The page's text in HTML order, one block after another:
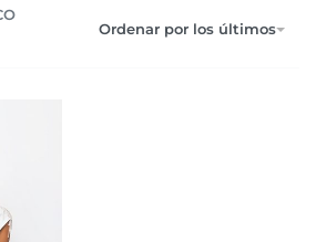
Ordenar por los últimos